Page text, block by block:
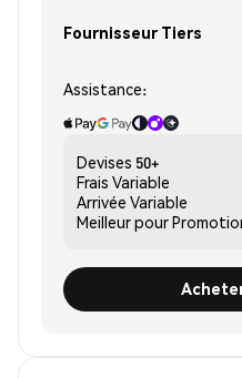
Fournisseur Tiers
Assistance:
Devises 50+
Frais Variable
Arrivée Variable
Meilleur pour